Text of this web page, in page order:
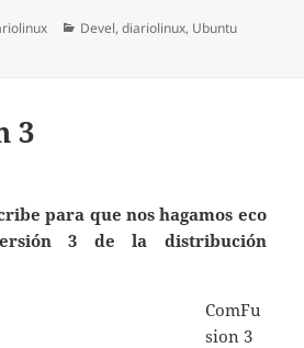
Categorías
Devel,diariolinux, Ubuntu
Indicator bug: conoce al instante los bugs de tu
3
para que nos hagamos eco
3 de la distribución
ComFu
sion 3